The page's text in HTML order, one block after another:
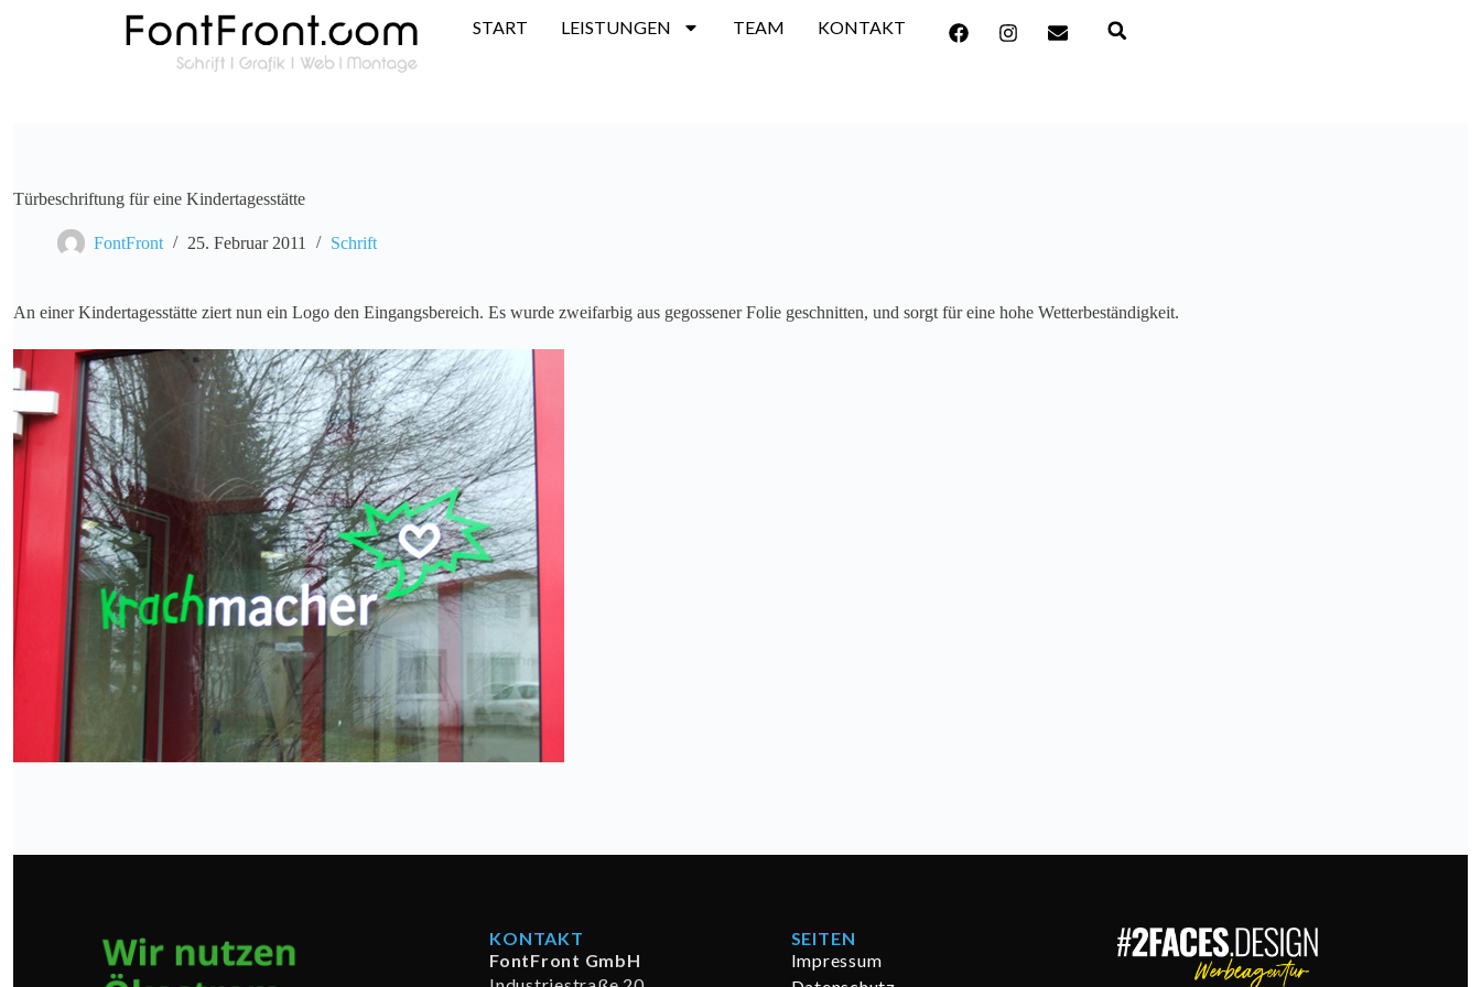
START LEISTUNGEN TEAM KONTAKT
Türbeschriftung für eine Kindertagesstätte
FontFront 25. Februar 2011 Schrift
An einer Kindertagesstätte ziert nun ein Logo den Eingangsbereich. Es wurde zweifarbig aus gegossener Folie geschnitten, und sorgt für eine hohe Wetterbeständigkeit.
KONTAKT
FontFront GmbH
SEITEN
Impressum